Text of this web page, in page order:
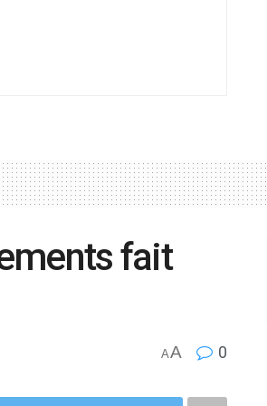
fait
AA 0